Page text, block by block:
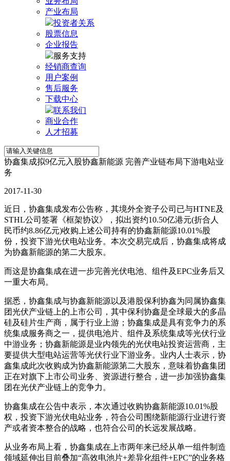
产业布局
投资者关系
股票信息
企业报告
服务支持
经销商查询
用户案例
售后服务
下载中心
联系我们
商业合作
人才招募
协鑫集成拟9亿元入股协鑫新能源 完善产业链布局下游电站业
务
2017-11-30
近日， 协鑫集成发布公告称，其境外全资子公司已与HTNE及
STHL公司签署《框架协议》，拟出资约10.50亿港元(折合人
民币约8.86亿元)收购上述公司持有的协鑫新能源10.01%股
份，投资下游光伏电站业务。本次交易完成后，协鑫集成将成
为协鑫新能源的第二大股东。
而这是协鑫集成在进一步完善光伏电池、组件及EPC业务后又
一重大布局。
据悉， 协鑫集成与协鑫新能源以及港股保利协鑫为同属协鑫集
团光伏产业链上的上市公司，其中保利协鑫是全球最大的多晶
硅及硅片生产商，属于行业上游；协鑫集成是具有竞争力的系
统集成服务商之一，提供电池片、组件及系统集成等光伏行业
中游业务；协鑫新能源是业内领先的光伏电站投资运营商，主
要提供大型电站运营等光伏行业下游业务。业内人士表示，协
鑫集成此次收购成为协鑫新能源第二大股东，意味着协鑫集团
正在对旗下上市公司业务、资源进行整合，进一步加强协鑫集
团在光伏产业链上的竞争力。
协鑫集成在公告中表示，本次通过收购协鑫新能源10.01%股
权，投资下游光伏电站业务，符合公司围绕新能源行业进行资
产或者资本整合的战略，也符合公司的长远发展战略。
从业务布局上看， 协鑫集成在上市两年来已经从单一组件制造
领域延伸出目前叠加“高效电池片+差异化组件+EPC”的业务格